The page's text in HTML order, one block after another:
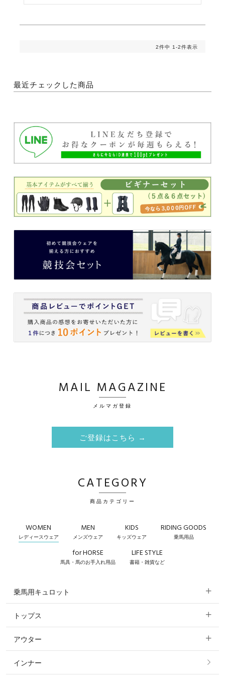
2件中 1-2件表示
最近チェックした商品
MAIL MAGAZINE
メルマガ登録
ご登録はこちら →
CATEGORY
商品カテゴリー
WOMEN
レディースウェア
MEN
メンズウェア
KIDS
キッズウェア
RIDING GOODS
乗馬用品
for HORSE
馬具・馬のお手入れ用品
LIFE STYLE
書籍・雑貨など
乗馬用キュロット
すべてのキュロット
フルグリップ・尻革 キュロット
ニーグリップ・膝革 キュロット
トップス
すべてのトップス
ポロシャツ
アウター
すべてのアウター
インナー